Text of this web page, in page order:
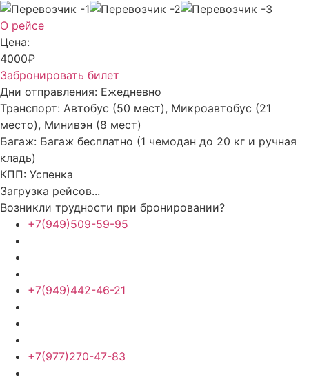
О рейсе
Цена:
4000₽
Забронировать билет
Дни отправления: Ежедневно
Транспорт: Автобус (50 мест), Микроавтобус (21
место), Минивэн (8 мест)
Багаж: Багаж бесплатно (1 чемодан до 20 кг и ручная
кладь)
КПП: Успенка
Загрузка рейсов...
Возникли трудности при бронировании?
+7(949)509-59-95
+7(949)442-46-21
+7(977)270-47-83